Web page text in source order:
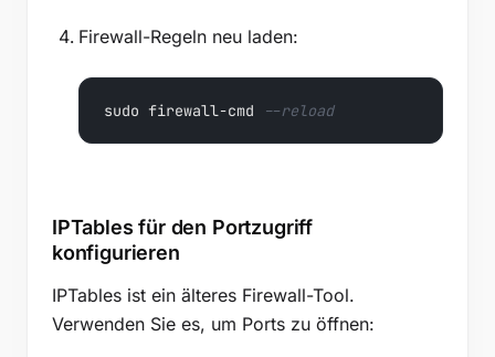
Firewall-Regeln neu laden:
sudo firewall-cmd --reload
IPTables für den Portzugriff
konfigurieren
IPTables ist ein älteres Firewall-Tool.
Verwenden Sie es, um Ports zu öffnen: